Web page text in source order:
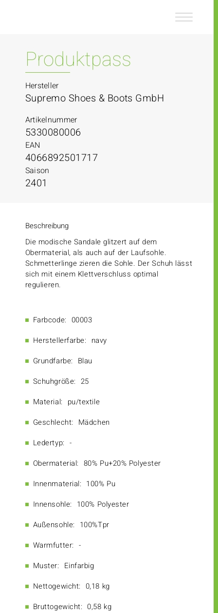
Produktpass
Hersteller
Supremo Shoes & Boots GmbH
Artikelnummer
5330080006
EAN
4066892501717
Saison
2401
Beschreibung
Die modische Sandale glitzert auf dem
Obermaterial, als auch auf der Laufsohle.
Schmetterlinge zieren die Sohle. Der Schuh lässt
sich mit einem Klettverschluss optimal
regulieren.
Farbcode: 00003
Herstellerfarbe: navy
Grundfarbe: Blau
Schuhgröße: 25
Material: pu/textile
Geschlecht: Mädchen
Ledertyp: -
Obermaterial: 80% Pu+20% Polyester
Innenmaterial: 100% Pu
Innensohle: 100% Polyester
Außensohle: 100%Tpr
Warmfutter: -
Muster: Einfarbig
Nettogewicht: 0,18 kg
Bruttogewicht: 0,58 kg